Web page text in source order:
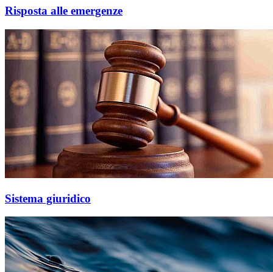
Risposta alle emergenze
Sistema giuridico